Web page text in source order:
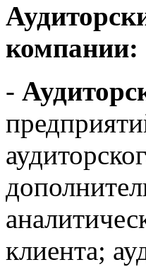
компании:
-
клиента;